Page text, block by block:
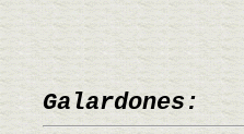
Galardones: